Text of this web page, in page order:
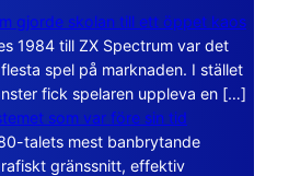
gjorde skolan till ett öppet kaos
1984 till ZX Spectrum var det
spel på marknaden. I stället
fick spelaren uppleva en […]
som var före sin tid
talets mest banbrytande
gränssnitt, effektiv